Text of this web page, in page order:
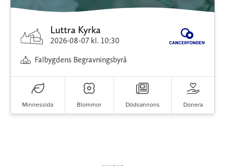
Luttra Kyrka
2026-08-07 kl. 10:30
Falbygdens Begravningsbyrå
Minnessida Blommor Dödsannons Donera